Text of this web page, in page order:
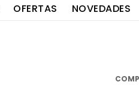
OFERTAS NOVEDADES